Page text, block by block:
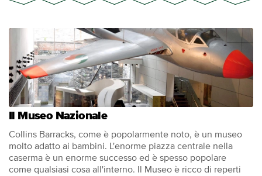
Il Museo Nazionale
Collins Barracks, come è popolarmente noto, è un museo
molto adatto ai bambini. L'enorme piazza centrale nella
caserma è un enorme successo ed è spesso popolare
come qualsiasi cosa all'interno. Il Museo è ricco di reperti